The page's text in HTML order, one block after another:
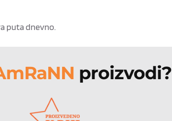
puta dnevno.
proizvodi?